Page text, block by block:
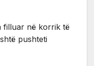
filluar në korrik të
pushteti